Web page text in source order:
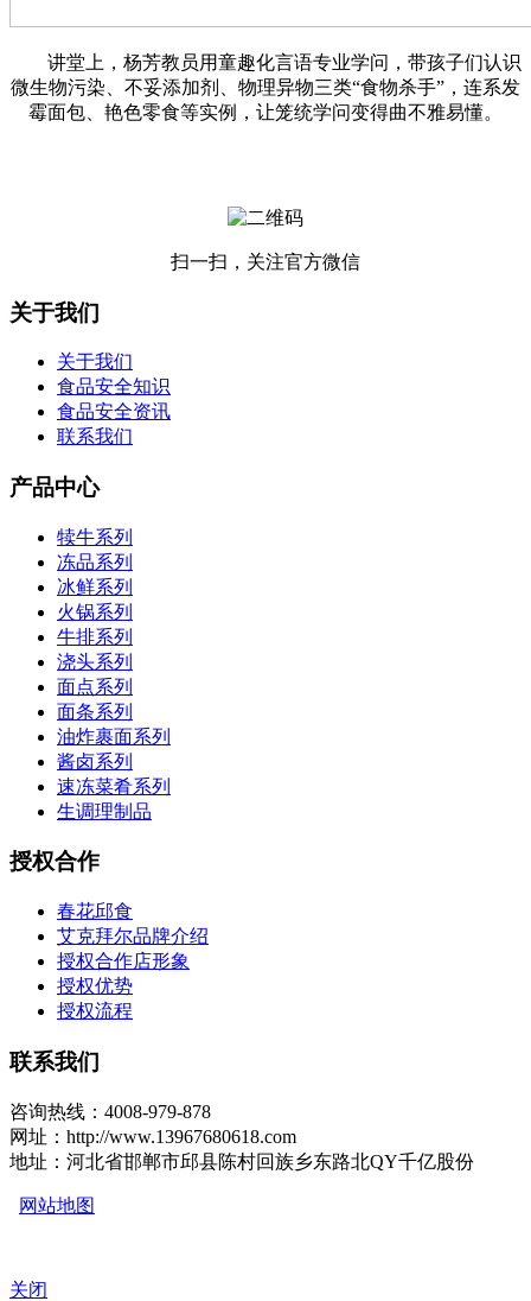
讲堂上，杨芳教员用童趣化言语专业学问，带孩子们认识
微生物污染、不妥添加剂、物理异物三类“食物杀手”，连系发
霉面包、艳色零食等实例，让笼统学问变得曲不雅易懂。
扫一扫，关注官方微信
关于我们
关于我们
食品安全知识
食品安全资讯
联系我们
产品中心
犊牛系列
冻品系列
冰鲜系列
火锅系列
牛排系列
浇头系列
面点系列
面条系列
油炸裹面系列
酱卤系列
速冻菜肴系列
生调理制品
授权合作
春花邱食
艾克拜尔品牌介绍
授权合作店形象
授权优势
授权流程
联系我们
咨询热线：4008-979-878
网址：http://www.13967680618.com
地址：河北省邯郸市邱县陈村回族乡东路北QY千亿股份
网站地图
关闭